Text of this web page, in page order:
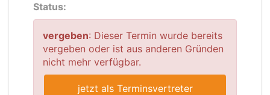
Status:
vergeben: Dieser Termin wurde bereits
vergeben oder ist aus anderen Gründen
nicht mehr verfügbar.
jetzt als Terminsvertreter